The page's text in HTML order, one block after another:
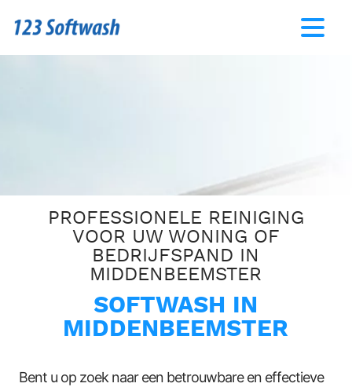
PROFESSIONELE REINIGING
VOOR UW WONING OF
BEDRIJFSPAND IN
MIDDENBEEMSTER
SOFTWASH IN
MIDDENBEEMSTER
Bent u op zoek naar een betrouwbare en effectieve